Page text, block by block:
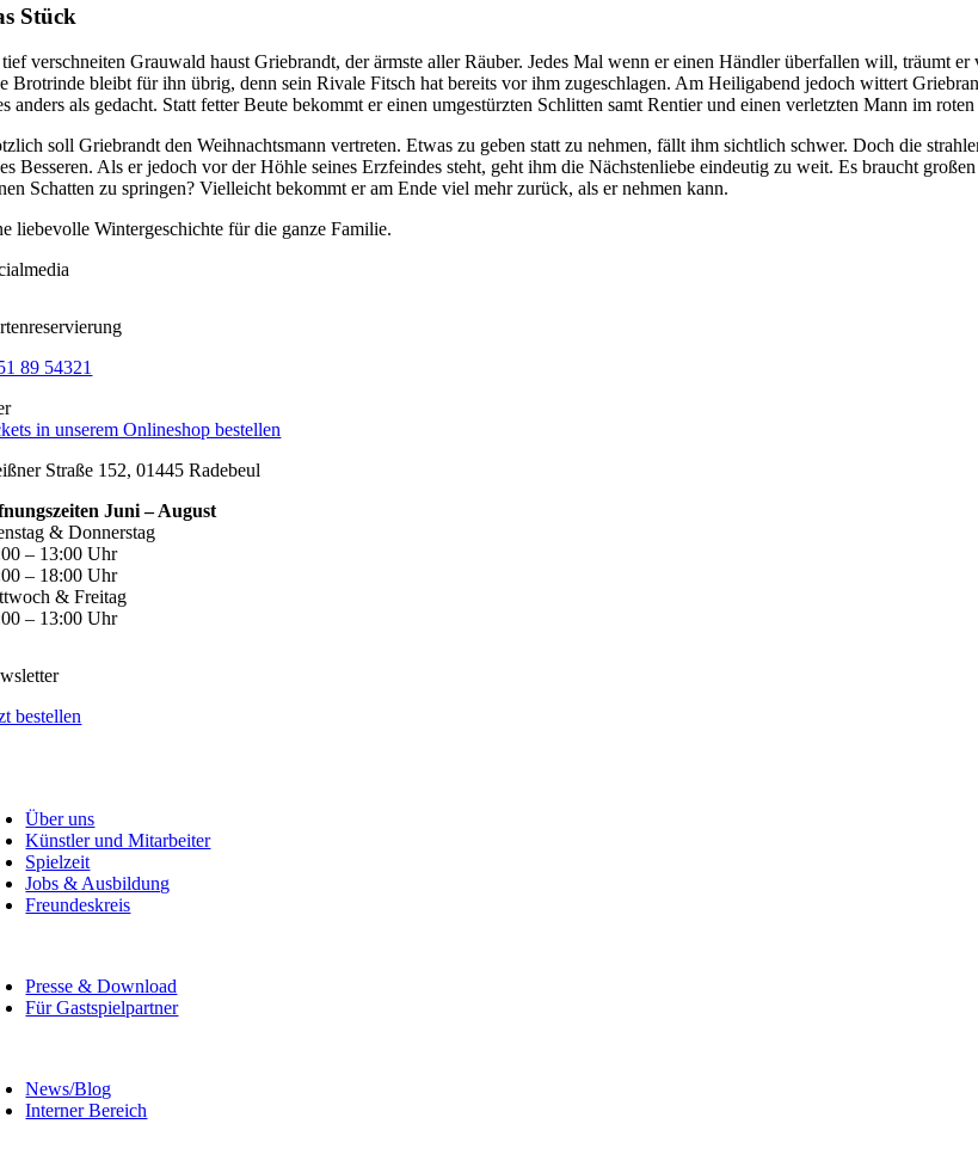
Stück
verschneiten Grauwald haust Griebrandt, der ärmste aller Räuber. Jedes Mal wenn er einen Händler überfallen will, träumt
Brotrinde bleibt für ihn übrig, denn sein Rivale Fitsch hat bereits vor ihm zugeschlagen. Am Heiligabend jedoch wittert
anders als gedacht. Statt fetter Beute bekommt er einen umgestürzten Schlitten samt Rentier und einen verletzten Mann im
soll Griebrandt den Weihnachtsmann vertreten. Etwas zu geben statt zu nehmen, fällt ihm sichtlich schwer. Doch die
Besseren. Als er jedoch vor der Höhle seines Erzfeindes steht, geht ihm die Nächstenliebe eindeutig zu weit. Es braucht
Schatten zu springen? Vielleicht bekommt er am Ende viel mehr zurück, als er nehmen kann.
liebevolle Wintergeschichte für die ganze Familie.
89 54321
in unserem Onlineshop bestellen
Straße 152, 01445 Radebeul
Juni – August
& Donnerstag
– 13:00 Uhr
– 18:00 Uhr
& Freitag
– 13:00 Uhr
bestellen
Über uns
Künstler und Mitarbeiter
Spielzeit
Jobs & Ausbildung
Freundeskreis
Presse & Download
Für Gastspielpartner
News/Blog
Interner Bereich